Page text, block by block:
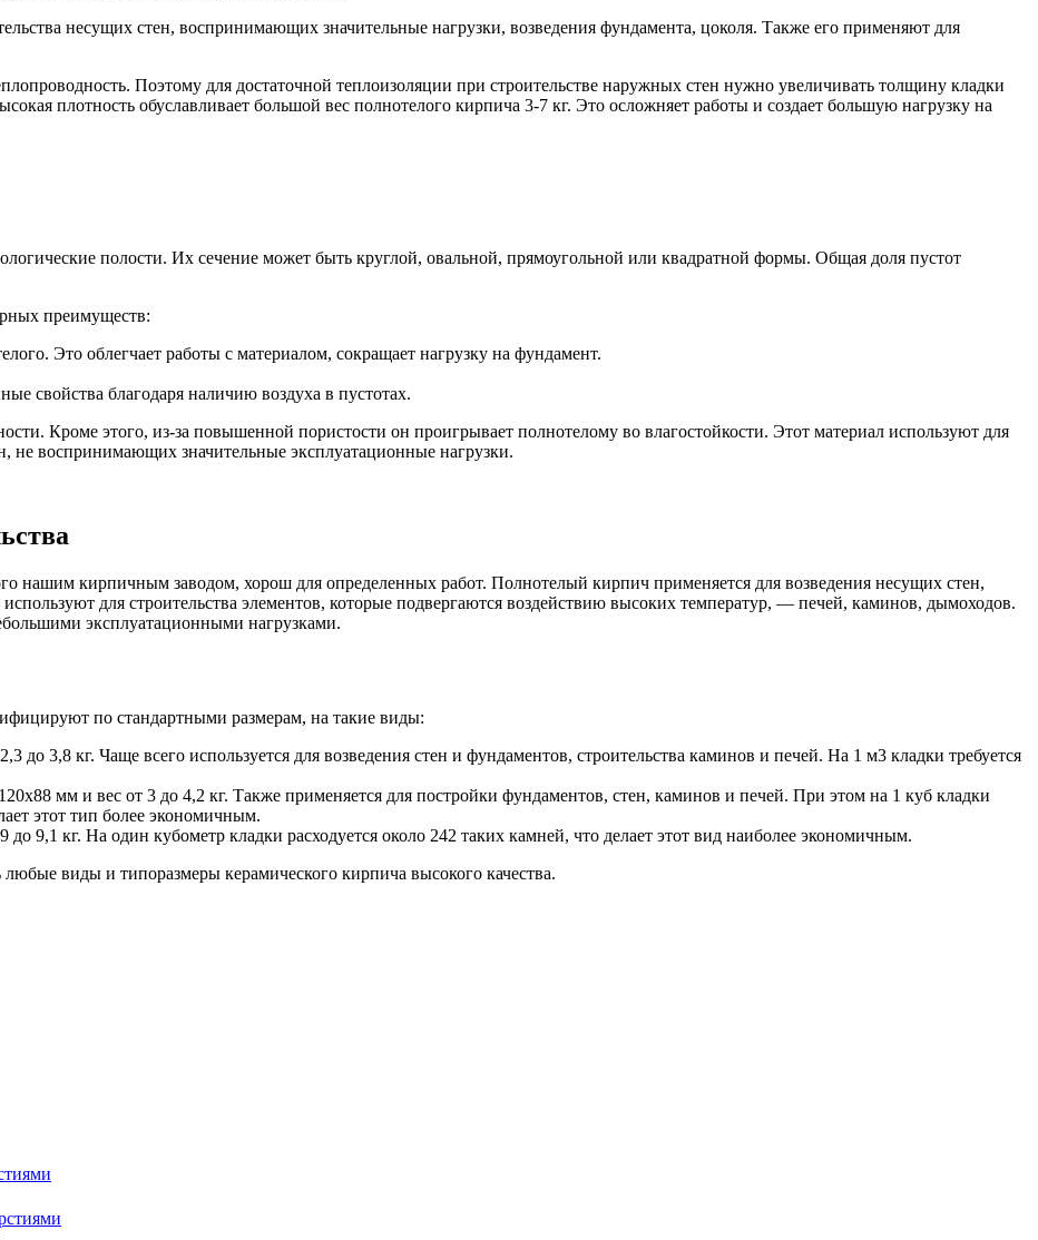
несущих стен, воспринимающих значительные нагрузки, возведения фундамента, цоколя. Также его применяют для
Поэтому для достаточной теплоизоляции при строительстве наружных стен нужно увеличивать толщину кладки
плотность обуславливает большой вес полнотелого кирпича 3-7 кг. Это осложняет работы и создает большую нагрузку на
полости. Их сечение может быть круглой, овальной, прямоугольной или квадратной формы. Общая доля пустот
преимуществ:
Это облегчает работы с материалом, сокращает нагрузку на фундамент.
свойства благодаря наличию воздуха в пустотах.
Кроме этого, из-за повышенной пористости он проигрывает полнотелому во влагостойкости. Этот материал используют для
не воспринимающих значительные эксплуатационные нагрузки.
нашим кирпичным заводом, хорош для определенных работ. Полнотелый кирпич применяется для возведения несущих стен,
для строительства элементов, которые подвергаются воздействию высоких температур, — печей, каминов, дымоходов.
эксплуатационными нагрузками.
по стандартными размерам, на такие виды:
3,8 кг. Чаще всего используется для возведения стен и фундаментов, строительства каминов и печей. На 1 м3 кладки требуется
мм и вес от 3 до 4,2 кг. Также применяется для постройки фундаментов, стен, каминов и печей. При этом на 1 куб кладки
этот тип более экономичным.
9,1 кг. На один кубометр кладки расходуется около 242 таких камней, что делает этот вид наиболее экономичным.
виды и типоразмеры керамического кирпича высокого качества.